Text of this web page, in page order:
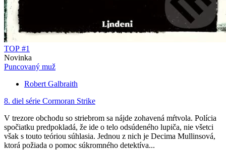
TOP #1
Novinka
Puncovaný muž
Robert Galbraith
8. diel série Cormoran Strike
V trezore obchodu so striebrom sa nájde zohavená mŕtvola. Polícia
spočiatku predpokladá, že ide o telo odsúdeného lupiča, nie všetci
však s touto teóriou súhlasia. Jednou z nich je Decima Mullinsová,
ktorá požiada o pomoc súkromného detektíva...